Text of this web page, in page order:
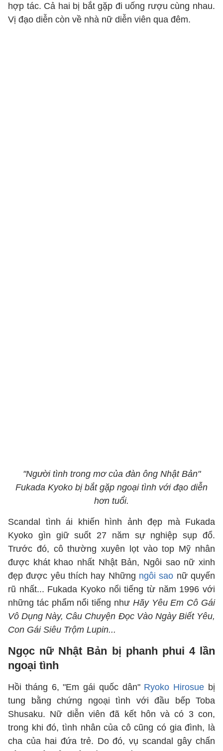
hợp tác. Cả hai bị bắt gặp đi uống rượu cùng nhau.
Vị đạo diễn còn về nhà nữ diễn viên qua đêm.
"Người tình trong mơ của đàn ông Nhật Bản"
Fukada Kyoko bị bắt gặp ngoại tình với đạo diễn
hơn tuổi.
Scandal tình ái khiến hình ảnh đẹp mà Fukada
Kyoko gìn giữ suốt 27 năm sự nghiệp sụp đổ.
Trước đó, cô thường xuyên lọt vào top Mỹ nhân
được khát khao nhất Nhật Bản, Ngôi sao nữ xinh
đẹp được yêu thích hay Những ngôi sao nữ quyến
rũ nhất... Fukada Kyoko nổi tiếng từ năm 1996 với
những tác phẩm nổi tiếng như Hãy Yêu Em Cô Gái
Vô Dụng Này, Câu Chuyện Đọc Vào Ngày Biết Yêu,
Con Gái Siêu Trộm Lupin...
Ngọc nữ Nhật Bản bị phanh phui 4 lần
ngoại tình
Hồi tháng 6, "Em gái quốc dân" Ryoko Hirosue bị
tung bằng chứng ngoại tình với đầu bếp Toba
Shusaku. Nữ diễn viên đã kết hôn và có 3 con,
trong khi đó, tình nhân của cô cũng có gia đình, là
cha của hai đứa trẻ. Do đó, vụ scandal gây chấn